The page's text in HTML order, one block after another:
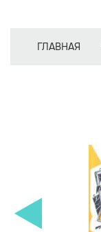
ГЛАВНАЯ